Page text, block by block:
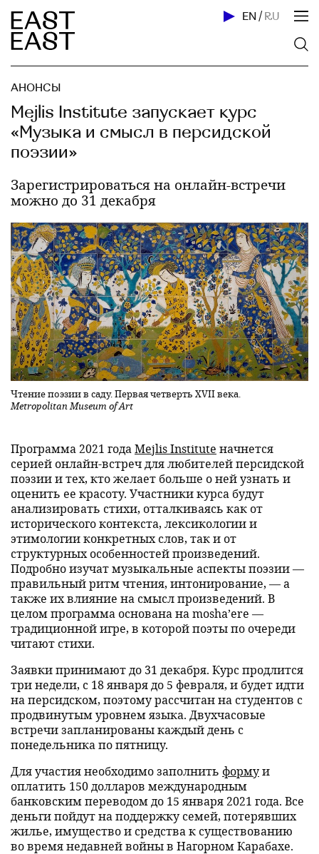
EN / RU
АНОНСЫ
Mejlis Institute запускает курс
«Музыка и смысл в персидской
поэзии»
Зарегистрироваться на онлайн-встречи
можно до 31 декабря
Чтение поэзии в саду. Первая четверть XVII века.
Metropolitan Museum of Art
Программа 2021 года Mejlis Institute начнется
серией онлайн-встреч для любителей персидской
поэзии и тех, кто желает больше о ней узнать и
оценить ее красоту. Участники курса будут
анализировать стихи, отталкиваясь как от
исторического контекста, лексикологии и
этимологии конкретных слов, так и от
структурных особенностей произведений.
Подробно изучат музыкальные аспекты поэзии —
правильный ритм чтения, интонирование, — а
также их влияние на смысл произведений. В
целом программа основана на mosha’ere —
традиционной игре, в которой поэты по очереди
читают стихи.
Заявки принимают до 31 декабря. Курс продлится
три недели, с 18 января до 5 февраля, и будет идти
на персидском, поэтому рассчитан на студентов с
продвинутым уровнем языка. Двухчасовые
встречи запланированы каждый день с
понедельника по пятницу.
Для участия необходимо заполнить формуи
оплатить 150 долларов международным
банковским переводом до 15 января 2021 года. Все
деньги пойдут на поддержку семей, потерявших
жилье, имущество и средства к существованию
во время недавней войны в Нагорном Карабахе.